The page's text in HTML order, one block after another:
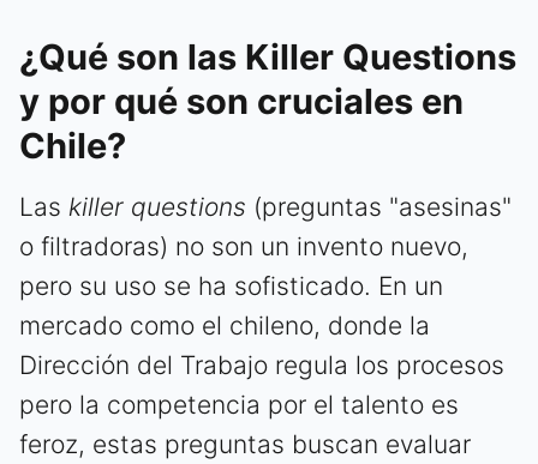
¿Qué son las Killer Questions
y por qué son cruciales en
Chile?
Las killer questions (preguntas "asesinas"
o filtradoras) no son un invento nuevo,
pero su uso se ha sofisticado. En un
mercado como el chileno, donde la
Dirección del Trabajo regula los procesos
pero la competencia por el talento es
feroz, estas preguntas buscan evaluar